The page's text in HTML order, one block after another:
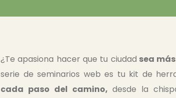
¿Te apasiona hacer que tu ciudad sea
serie de seminarios web es tu kit de
cada paso del camino, desde la